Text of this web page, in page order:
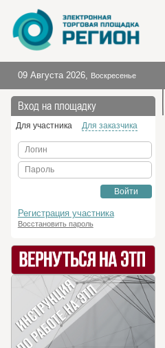
09 Августа 2026, Воскресенье
Вход на площадку
Для участника Для заказчика
Логин
Пароль
Войти
Регистрация участника
Восстановить пароль